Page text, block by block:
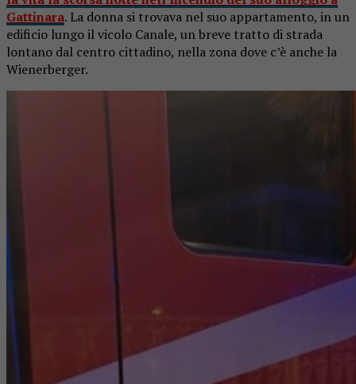
Gattinara. La donna si trovava nel suo appartamento, in un
edificio lungo il vicolo Canale, un breve tratto di strada
lontano dal centro cittadino, nella zona dove c’è anche la
Wienerberger.